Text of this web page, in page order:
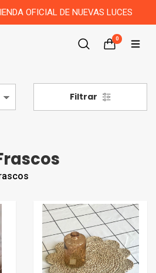
OFICIAL DE NUEVAS LUCES
0
Filtrar